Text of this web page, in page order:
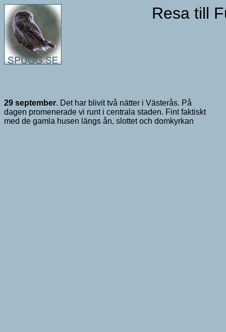
Resa till
29 september. Det har blivit två nätter i Västerås. På
dagen promenerade vi runt i centrala staden. Fint faktiskt
med de gamla husen längs ån, slottet och domkyrkan